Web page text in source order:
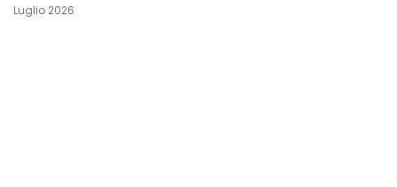
Luglio 2026